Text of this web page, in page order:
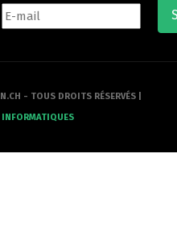
- TOUS DROITS RÉSERVÉS |